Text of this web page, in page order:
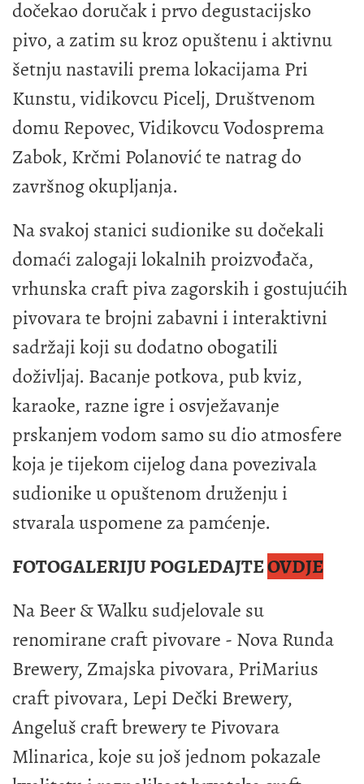
dočekao doručak i prvo degustacijsko
pivo, a zatim su kroz opuštenu i aktivnu
šetnju nastavili prema lokacijama Pri
Kunstu, vidikovcu Picelj, Društvenom
domu Repovec, Vidikovcu Vodosprema
Zabok, Krčmi Polanović te natrag do
završnog okupljanja.
Na svakoj stanici sudionike su dočekali
domaći zalogaji lokalnih proizvođača,
vrhunska craft piva zagorskih i gostujućih
pivovara te brojni zabavni i interaktivni
sadržaji koji su dodatno obogatili
doživljaj. Bacanje potkova, pub kviz,
karaoke, razne igre i osvježavanje
prskanjem vodom samo su dio atmosfere
koja je tijekom cijelog dana povezivala
sudionike u opuštenom druženju i
stvarala uspomene za pamćenje.
FOTOGALERIJU POGLEDAJTEOVDJE
Na Beer & Walku sudjelovale su
renomirane craft pivovare - Nova Runda
Brewery, Zmajska pivovara, PriMarius
craft pivovara, Lepi Dečki Brewery,
Angeluš craft brewery te Pivovara
Mlinarica, koje su još jednom pokazale